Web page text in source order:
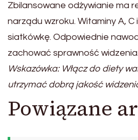
Zbilansowane odżywianie ma
narządu wzroku. Witaminy A, C
siatkówkę. Odpowiednie
zachować sprawność widzenia.
Wskazówka: Włącz do diety
utrzymać dobrą jakość
Powiązane